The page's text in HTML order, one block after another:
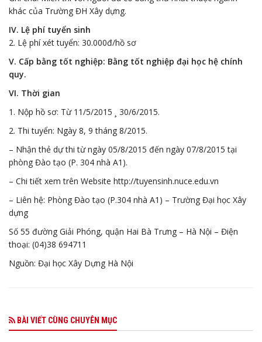
khác của Trường ĐH Xây dựng.
IV. Lệ phí tuyển sinh
2. Lệ phí xét tuyển: 30.000đ/hồ sơ
V. Cấp bằng tốt nghiệp: Bằng tốt nghiệp đại học hệ chính
quy.
VI. Thời gian
1. Nộp hồ sơ: Từ 11/5/2015 ¸ 30/6/2015.
2. Thi tuyển: Ngày 8, 9 tháng 8/2015.
– Nhận thẻ dự thi từ ngày 05/8/2015 đến ngày 07/8/2015 tại
phòng Đào tạo (P. 304 nhà A1).
– Chi tiết xem trên Website http://tuyensinh.nuce.edu.vn
– Liên hệ: Phòng Đào tạo (P.304 nhà A1) – Trường Đại học Xây
dựng
Số 55 đường Giải Phóng, quận Hai Bà Trưng – Hà Nội – Điện
thoại: (04)38 694711
Nguồn: Đại học Xây Dựng Hà Nội
BÀI VIẾT CÙNG CHUYÊN MỤC